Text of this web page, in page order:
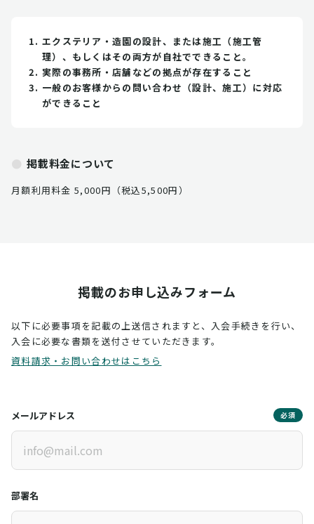
エクステリア・造園の設計、または施工（施工管
理）、もしくはその両方が自社でできること。
実際の事務所・店舗などの拠点が存在すること
一般のお客様からの問い合わせ（設計、施工）に対応
ができること
掲載料金について
月額利用料金 5,000円（税込5,500円）
掲載のお申し込みフォーム
以下に必要事項を記載の上送信されますと、入会手続きを行い、
入会に必要な書類を送付させていただきます。
資料請求・お問い合わせはこちら
メールアドレス 必須
部署名